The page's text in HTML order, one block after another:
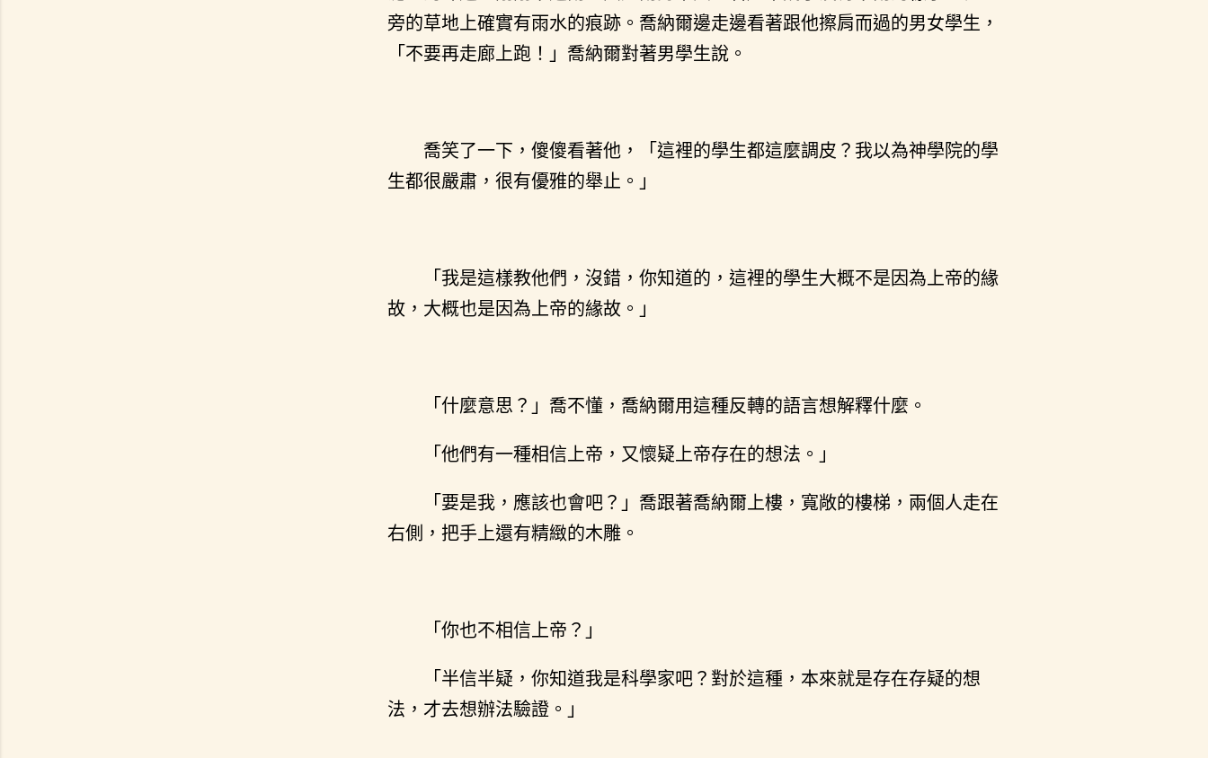
旁的草地上確實有雨水的痕跡。喬納爾邊走邊看著跟他擦肩而過的男女學生，
「不要再走廊上跑！」喬納爾對著男學生說。
喬笑了一下，傻傻看著他，「這裡的學生都這麼調皮？我以為神學院的學
生都很嚴肅，很有優雅的舉止。」
「我是這樣教他們，沒錯，你知道的，這裡的學生大概不是因為上帝的緣
故，大概也是因為上帝的緣故。」
「什麼意思？」喬不懂，喬納爾用這種反轉的語言想解釋什麼。
「他們有一種相信上帝，又懷疑上帝存在的想法。」
「要是我，應該也會吧？」喬跟著喬納爾上樓，寬敞的樓梯，兩個人走在
右側，把手上還有精緻的木雕。
「你也不相信上帝？」
「半信半疑，你知道我是科學家吧？對於這種，本來就是存在存疑的想
法，才去想辦法驗證。」